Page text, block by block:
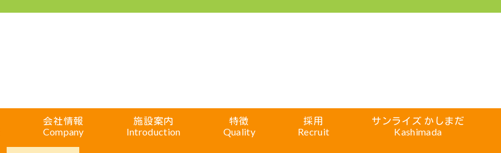
会社情報
Company
施設案内
Introduction
特徴
Quality
採用
Recruit
サンライズ かしまだ
Kashimada